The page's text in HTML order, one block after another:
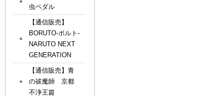
虫ペダル
【通信販売】
BORUTO-ボルト-
NARUTO NEXT
GENERATION
【通信販売】青
の祓魔師 京都
不浄王篇